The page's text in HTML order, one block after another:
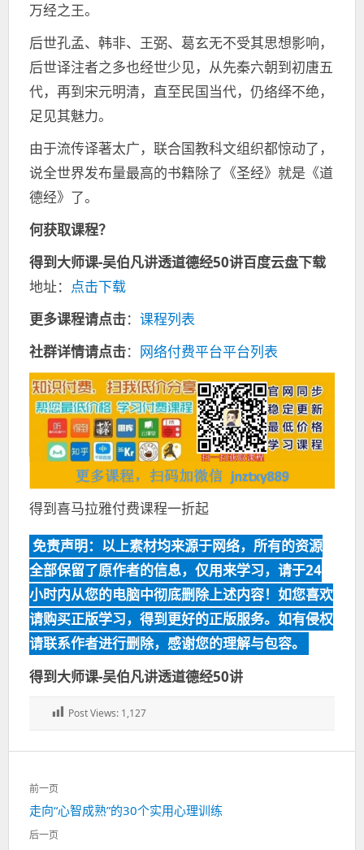
万经之王。
后世孔孟、韩非、王弼、葛玄无不受其思想影响，
后世译注者之多也经世少见，从先秦六朝到初唐五
代，再到宋元明清，直至民国当代，仍络绎不绝，
足见其魅力。
由于流传译著太广，联合国教科文组织都惊动了，
说全世界发布量最高的书籍除了《圣经》就是《道
德经》了。
何获取课程？
得到大师课-吴伯凡讲透道德经50讲百度云盘下载
地址： 点击下载
更多课程请点击： 课程列表
社群详情请点击： 网络付费平台平台列表
得到喜马拉雅付费课程一折起
免责声明：以上素材均来源于网络，所有的资源
全部保留了原作者的信息，仅用来学习，请于24
小时内从您的电脑中彻底删除上述内容！如您喜欢
请购买正版学习，得到更好的正版服务。如有侵权
请联系作者进行删除，感谢您的理解与包容。
得到大师课-吴伯凡讲透道德经50讲
Post Views: 1,127
文
章
导
航
前一页
上
一
走向“心智成熟”的30个实用心理训练
后一页